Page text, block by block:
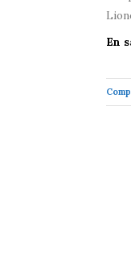
En